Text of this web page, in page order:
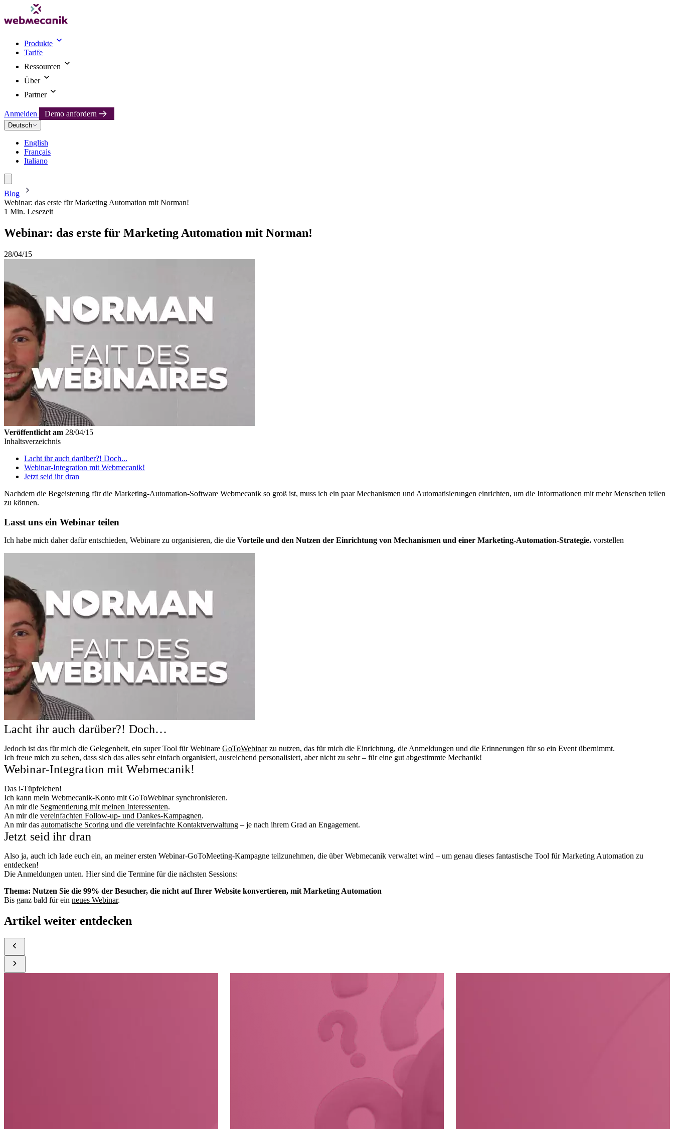
Produkte
Tarife
Ressourcen
Über
Partner
Anmelden Demo anfordern
Deutsch
English
Français
Italiano
Blog
Webinar: das erste für Marketing Automation mit Norman!
1 Min. Lesezeit
Webinar: das erste für Marketing Automation mit Norman!
28/04/15
Veröffentlicht am 28/04/15
Inhaltsverzeichnis
Lacht ihr auch darüber?! Doch...
Webinar-Integration mit Webmecanik!
Jetzt seid ihr dran
Nachdem die Begeisterung für die Marketing-Automation-Software Webmecanik so groß ist, muss ich ein paar Mechanismen und Automatisierungen einrichten, um die Informationen mit mehr Menschen teilen
zu können.
Lasst uns ein Webinar teilen
Ich habe mich daher dafür entschieden, Webinare zu organisieren, die die Vorteile und den Nutzen der Einrichtung von Mechanismen und einer Marketing-Automation-Strategie. vorstellen
Lacht ihr auch darüber?! Doch…
Jedoch ist das für mich die Gelegenheit, ein super Tool für Webinare GoToWebinarzu nutzen, das für mich die Einrichtung, die Anmeldungen und die Erinnerungen für so ein Event übernimmt.
Ich freue mich zu sehen, dass sich das alles sehr einfach organisiert, ausreichend personalisiert, aber nicht zu sehr – für eine gut abgestimmte Mechanik!
Webinar-Integration mit Webmecanik!
Das i-Tüpfelchen!
Ich kann mein Webmecanik-Konto mit GoToWebinar synchronisieren.
An mir die Segmentierung mit meinen Interessenten.
An mir die vereinfachten Follow-up- und Dankes-Kampagnen.
An mir das automatische Scoring und die vereinfachte Kontaktverwaltung – je nach ihrem Grad an Engagement.
Jetzt seid ihr dran
Also ja, auch ich lade euch ein, an meiner ersten Webinar-GoToMeeting-Kampagne teilzunehmen, die über Webmecanik verwaltet wird – um genau dieses fantastische Tool für Marketing Automation zu
entdecken!
Die Anmeldungen unten. Hier sind die Termine für die nächsten Sessions:
Thema: Nutzen Sie die 99% der Besucher, die nicht auf Ihrer Website konvertieren, mit Marketing Automation
Bis ganz bald für ein neues Webinar.
Artikel weiter entdecken